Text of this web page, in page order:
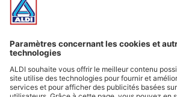
Infos essentielles
Suivez ALDI Belgique